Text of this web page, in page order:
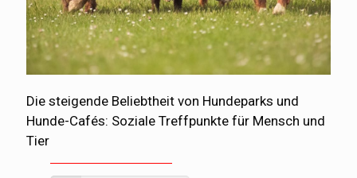
Die steigende Beliebtheit von Hundeparks und
Hunde-Cafés: Soziale Treffpunkte für Mensch und
Tier